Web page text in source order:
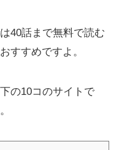
40話まで無料で読む
すすめですよ。
の10コのサイトで